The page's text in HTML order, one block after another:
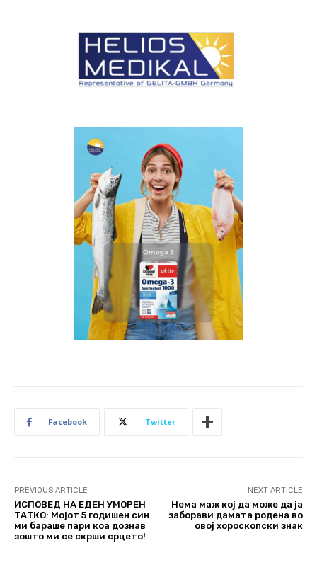
Facebook Twitter
PREVIOUS ARTICLE
ИСПОВЕД НА ЕДЕН УМОРЕН
ТАТКО: Мојот 5 годишен син
ми бараше пари коа дознав
зошто ми се скрши срцето!
NEXT ARTICLE
Нема маж кој да може да ја
заборави дамата родена во
овој хороскопски знак